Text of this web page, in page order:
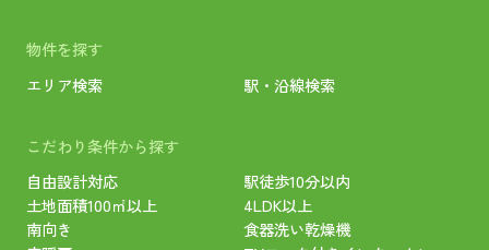
物件を探す
エリア検索
駅・沿線検索
こだわり条件から探す
自由設計対応
駅徒歩10分以内
土地面積100㎡以上
4LDK以上
南向き
食器洗い乾燥機